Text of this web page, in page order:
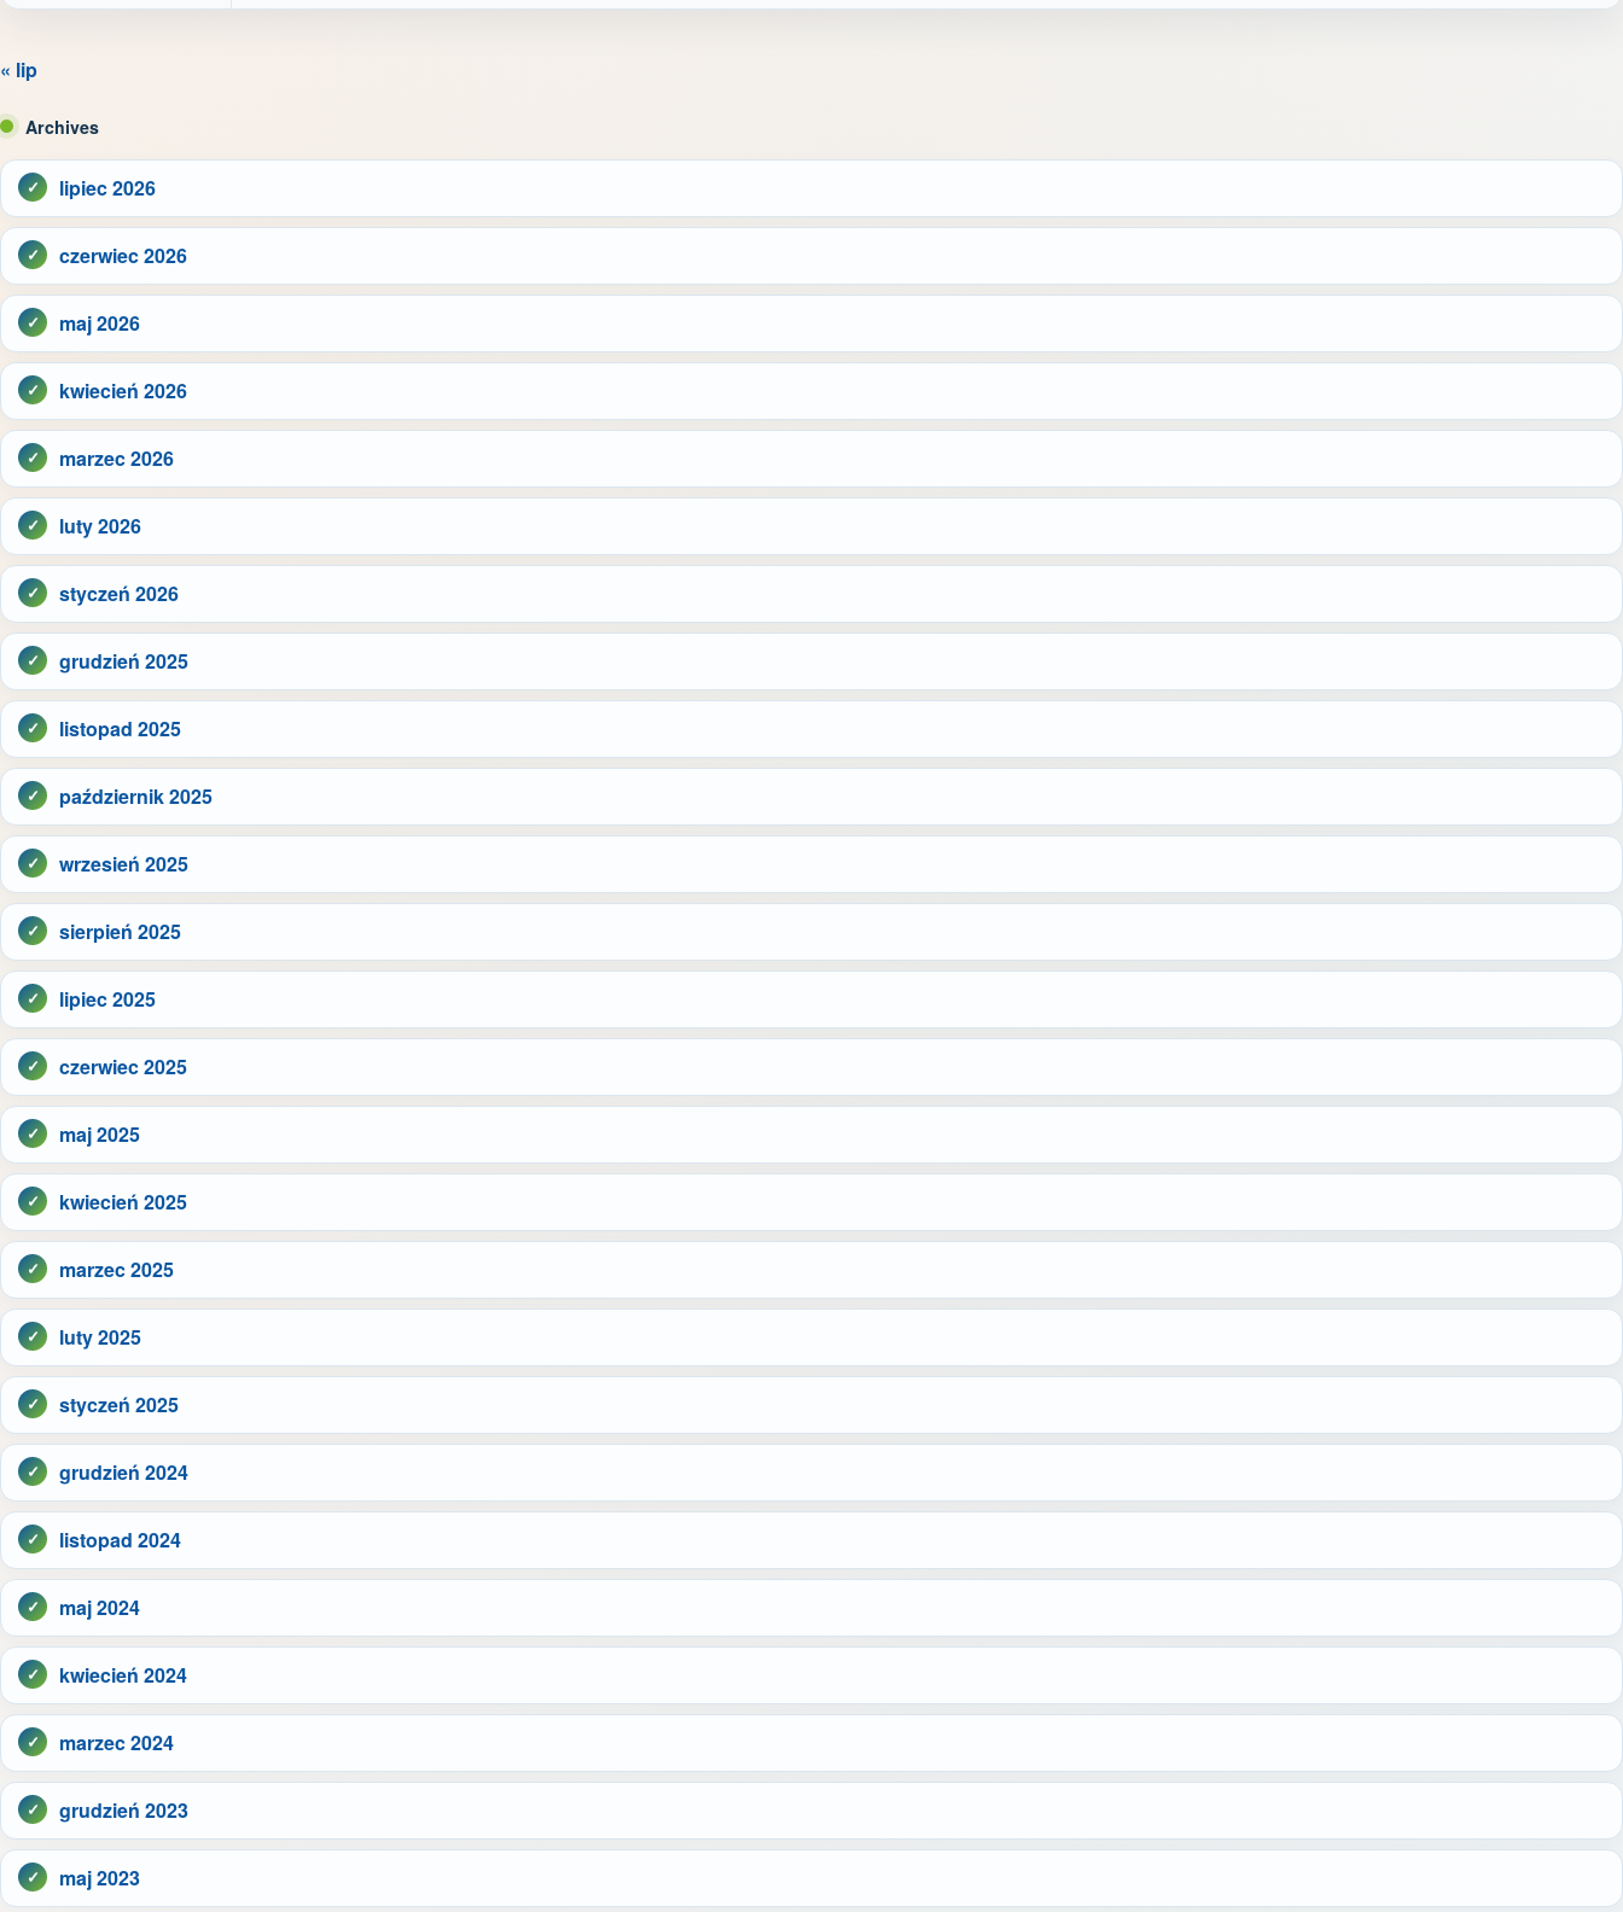
« lip
Archives
lipiec 2026
czerwiec 2026
maj 2026
kwiecień 2026
marzec 2026
luty 2026
styczeń 2026
grudzień 2025
listopad 2025
październik 2025
wrzesień 2025
sierpień 2025
lipiec 2025
czerwiec 2025
maj 2025
kwiecień 2025
marzec 2025
luty 2025
styczeń 2025
grudzień 2024
listopad 2024
maj 2024
kwiecień 2024
marzec 2024
grudzień 2023
maj 2023